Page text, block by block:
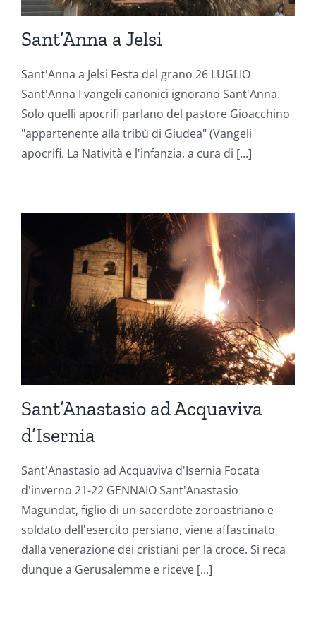
Sant’Anna a Jelsi
Sant'Anna a Jelsi Festa del grano 26 LUGLIO
Sant'Anna I vangeli canonici ignorano Sant'Anna.
Solo quelli apocrifi parlano del pastore Gioacchino
"appartenente alla tribù di Giudea" (Vangeli
apocrifi. La Natività e l'infanzia, a cura di [...]
Sant’Anastasio ad Acquaviva
d’Isernia
Sant'Anastasio ad Acquaviva d'Isernia Focata
d'inverno 21-22 GENNAIO Sant'Anastasio
Magundat, figlio di un sacerdote zoroastriano e
soldato dell'esercito persiano, viene affascinato
dalla venerazione dei cristiani per la croce. Si reca
dunque a Gerusalemme e riceve [...]